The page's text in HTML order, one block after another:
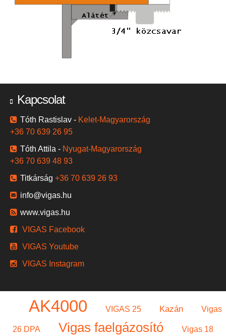
Kapcsolat
Tóth Rastislav - Kelet-Magyarország
+36 70 639 26 95
Tóth Attila - Nyugat-Magyarország
+36 70 639 48 93
Titkárság +36 70 639 26 93
info@vigas.hu
www.vigas.hu
VIGAS Facebook
VIGAS Youtube
VIGAS Instagram
AK4000 VIGAS 25 Kazán Vigas
26 DPA Vigas faelgázosító Vigas 18